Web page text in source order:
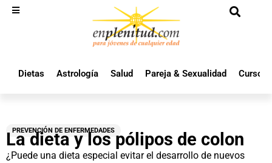
Dietas Astrología Salud Pareja & Sexualidad Cursos
PREVENCIÓN DE ENFERMEDADES
La dieta y los pólipos de colon
¿Puede una dieta especial evitar el desarrollo de nuevos